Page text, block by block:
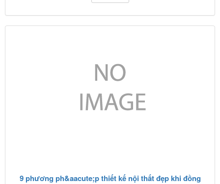
9 phương ph&aacute;p thiết kế nội thất đẹp khi đồng